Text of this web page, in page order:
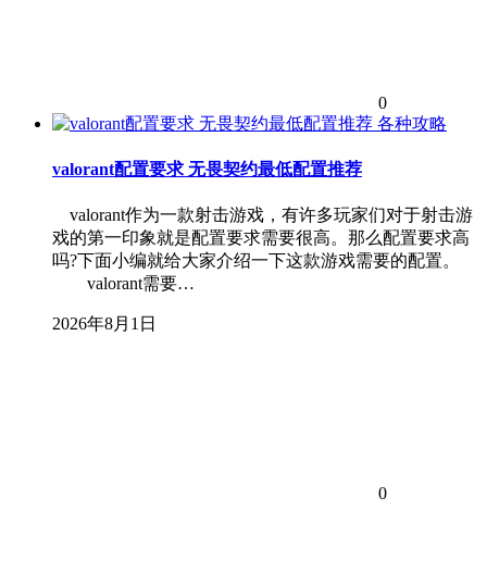
0
各种攻略
valorant配置要求 无畏契约最低配置推荐
valorant作为一款射击游戏，有许多玩家们对于射击游
戏的第一印象就是配置要求需要很高。那么配置要求高
吗?下面小编就给大家介绍一下这款游戏需要的配置。
valorant需要…
2026年8月1日
0